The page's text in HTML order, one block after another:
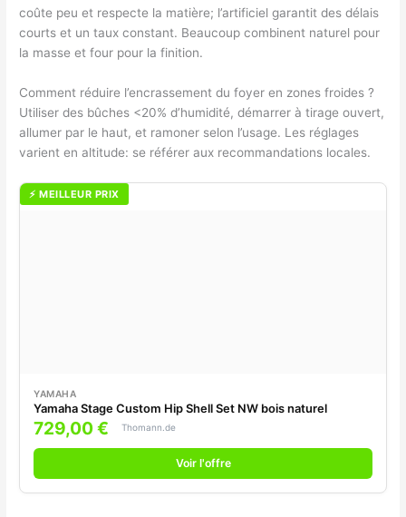
coûte peu et respecte la matière; l’artificiel garantit des délais
courts et un taux constant. Beaucoup combinent naturel pour
la masse et four pour la finition.
Comment réduire l’encrassement du foyer en zones froides ?
Utiliser des bûches <20% d’humidité, démarrer à tirage ouvert,
allumer par le haut, et ramoner selon l’usage. Les réglages
varient en altitude: se référer aux recommandations locales.
⚡ MEILLEUR PRIX
YAMAHA
Yamaha Stage Custom Hip Shell Set NW bois naturel
729,00 € Thomann.de
Voir l'offre